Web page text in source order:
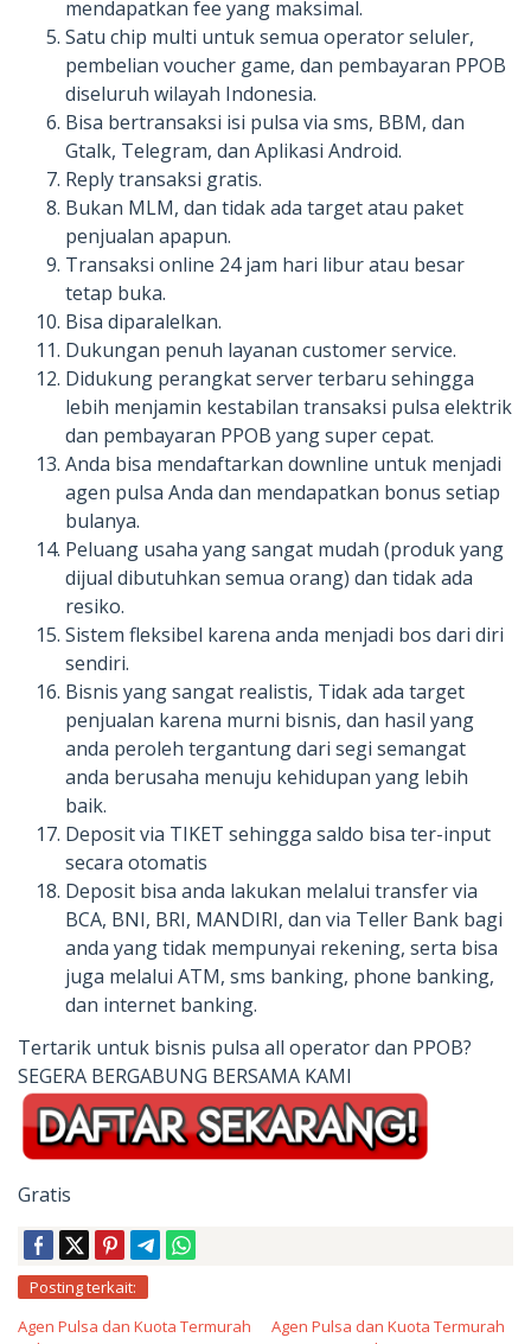
mendapatkan fee yang maksimal.
Satu chip multi untuk semua operator seluler,
pembelian voucher game, dan pembayaran PPOB
diseluruh wilayah Indonesia.
Bisa bertransaksi isi pulsa via sms, BBM, dan
Gtalk, Telegram, dan Aplikasi Android.
Reply transaksi gratis.
Bukan MLM, dan tidak ada target atau paket
penjualan apapun.
Transaksi online 24 jam hari libur atau besar
tetap buka.
Bisa diparalelkan.
Dukungan penuh layanan customer service.
Didukung perangkat server terbaru sehingga
lebih menjamin kestabilan transaksi pulsa elektrik
dan pembayaran PPOB yang super cepat.
Anda bisa mendaftarkan downline untuk menjadi
agen pulsa Anda dan mendapatkan bonus setiap
bulanya.
Peluang usaha yang sangat mudah (produk yang
dijual dibutuhkan semua orang) dan tidak ada
resiko.
Sistem fleksibel karena anda menjadi bos dari diri
sendiri.
Bisnis yang sangat realistis, Tidak ada target
penjualan karena murni bisnis, dan hasil yang
anda peroleh tergantung dari segi semangat
anda berusaha menuju kehidupan yang lebih
baik.
Deposit via TIKET sehingga saldo bisa ter-input
secara otomatis
Deposit bisa anda lakukan melalui transfer via
BCA, BNI, BRI, MANDIRI, dan via Teller Bank bagi
anda yang tidak mempunyai rekening, serta bisa
juga melalui ATM, sms banking, phone banking,
dan internet banking.
Tertarik untuk bisnis pulsa all operator dan PPOB?
SEGERA BERGABUNG BERSAMA KAMI
Gratis
Posting terkait:
Agen Pulsa dan Kuota Termurah
Agen Pulsa dan Kuota Termurah